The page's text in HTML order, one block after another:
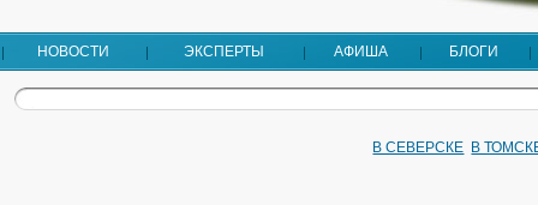
НОВОСТИ ЭКСПЕРТЫ АФИША БЛОГИ
В СЕВЕРСКЕ В